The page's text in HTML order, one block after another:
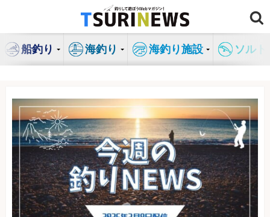
ン
船釣り 海釣り 海釣り施設 ソル